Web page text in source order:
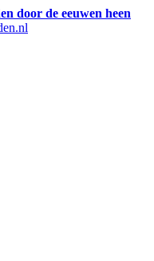
door de eeuwen heen